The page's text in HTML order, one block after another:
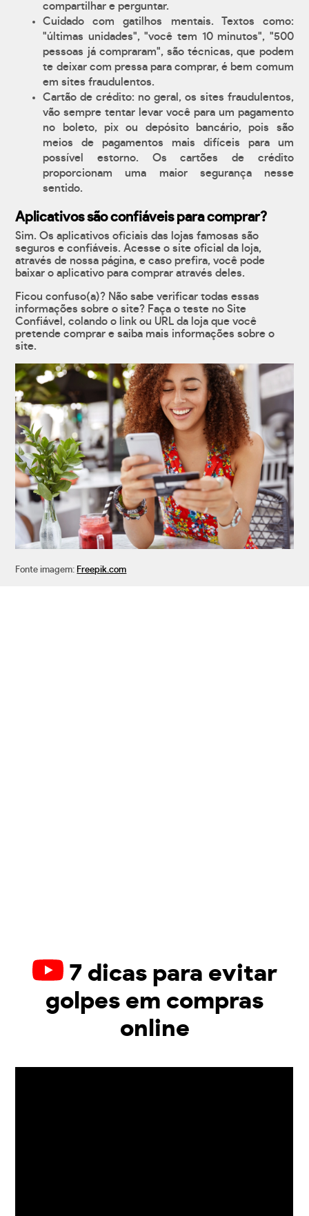
compartilhar e perguntar.
Cuidado com gatilhos mentais. Textos como:
"últimas unidades", "você tem 10 minutos", "500
pessoas já compraram", são técnicas, que podem
te deixar com pressa para comprar, é bem comum
em sites fraudulentos.
Cartão de crédito: no geral, os sites fraudulentos,
vão sempre tentar levar você para um pagamento
no boleto, pix ou depósito bancário, pois são
meios de pagamentos mais difíceis para um
possível estorno. Os cartões de crédito
proporcionam uma maior segurança nesse
sentido.
Aplicativos são confiáveis para comprar?
Sim. Os aplicativos oficiais das lojas famosas são
seguros e confiáveis. Acesse o site oficial da loja,
através de nossa página, e caso prefira, você pode
baixar o aplicativo para comprar através deles.
Ficou confuso(a)? Não sabe verificar todas essas
informações sobre o site? Faça o teste no Site
Confiável, colando o link ou URL da loja que você
pretende comprar e saiba mais informações sobre o
site.
Fonte imagem: Freepik.com
7 dicas para evitar
golpes em compras
online